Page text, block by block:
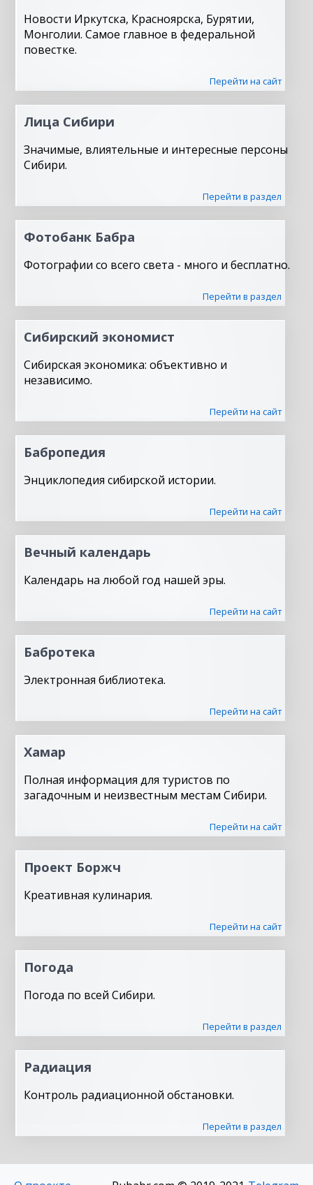
Новости Иркутска, Красноярска, Бурятии,
Монголии. Самое главное в федеральной
повестке.
Перейти на сайт
Лица Сибири
Значимые, влиятельные и интересные персоны
Сибири.
Перейти в раздел
Фотобанк Бабра
Фотографии со всего света - много и бесплатно.
Перейти в раздел
Сибирский экономист
Сибирская экономика: объективно и
независимо.
Перейти на сайт
Бабропедия
Энциклопедия сибирской истории.
Перейти на сайт
Вечный календарь
Календарь на любой год нашей эры.
Перейти на сайт
Бабротека
Электронная библиотека.
Перейти на сайт
Хамар
Полная информация для туристов по
загадочным и неизвестным местам Сибири.
Перейти на сайт
Проект Боржч
Креативная кулинария.
Перейти на сайт
Погода
Погода по всей Сибири.
Перейти в раздел
Радиация
Контроль радиационной обстановки.
Перейти в раздел